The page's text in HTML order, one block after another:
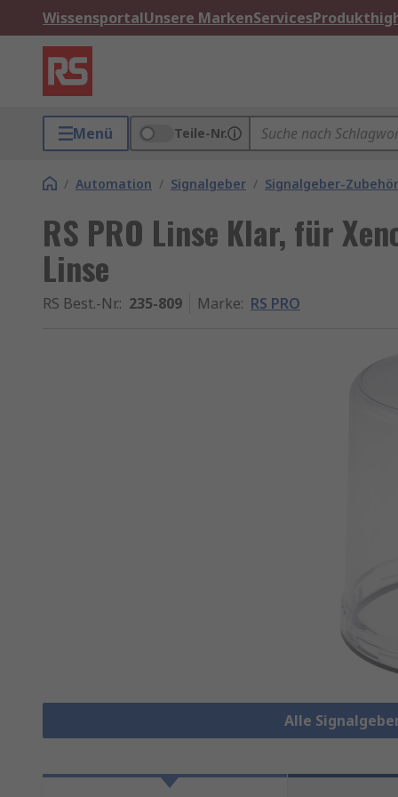
WissensportalUnsere MarkenServices
Menü Teile-Nr.
/ Automation / Signalgeber / Signalgeber-Zubehör
RS PRO Linse Klar, für
Linse
RS Best.-Nr.: 235-809 Marke: RS PRO
Alle